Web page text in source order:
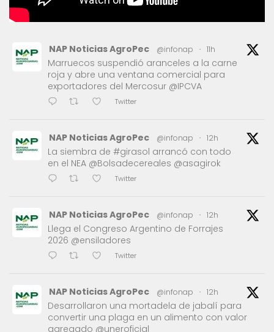
NAP Noticias AgroPec @infonap · 11h
Marruecos suspendió aranceles a la carne
roja y abre una ventana comercial para
exportadores del Mercosur @IPCVA
Twitter
NAP Noticias AgroPec @infonap · 12h
La siembra de #girasol arrancó con todo
en el NEA @Bolsadecereales @asagirok
Twitter
NAP Noticias AgroPec @infonap · 12h
Llega el Congreso Argentino de Forrajes
2026 @ensiladores
Twitter
NAP Noticias AgroPec @infonap · 12h
Desarrollaron una mortadela de jabalí para
convertir una plaga en un alimento con valor
agregado @uneroficial